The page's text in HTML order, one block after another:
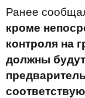
Ранее
кроме
контроля на
должны